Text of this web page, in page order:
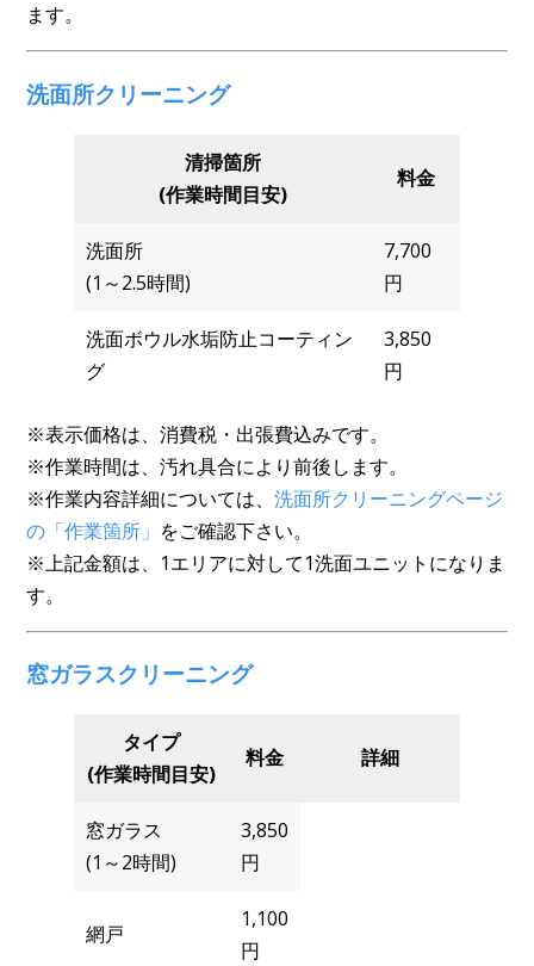
ます。
洗面所クリーニング
清掃箇所
(作業時間目安)
料金
洗面所
(1～2.5時間)
7,700
円
洗面ボウル水垢防止コーティン
グ
3,850
円
※表示価格は、消費税・出張費込みです。
※作業時間は、汚れ具合により前後します。
※作業内容詳細については、 洗面所クリーニングページ
の「作業箇所」 をご確認下さい。
※上記金額は、1エリアに対して1洗面ユニットになりま
す。
窓ガラスクリーニング
タイプ
(作業時間目安)
料金 詳細
窓ガラス
(1～2時間)
3,850
円
網戸
1,100
円